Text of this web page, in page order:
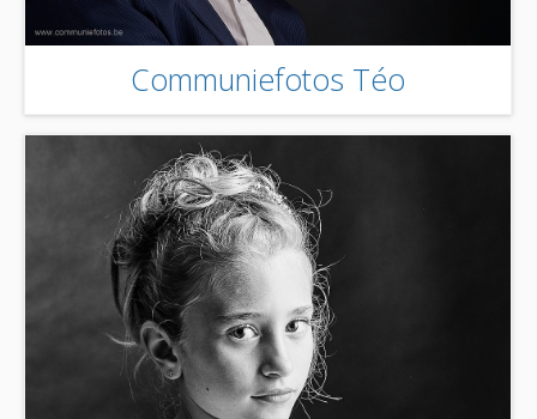
Communiefotos Téo